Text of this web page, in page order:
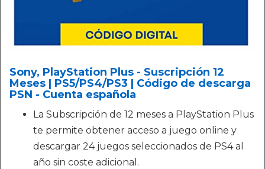
Sony, PlayStation Plus - Suscripción 12
Meses | PS5/PS4/PS3 | Código de descarga
PSN - Cuenta española
La Subscripción de 12 meses a PlayStation Plus
te permite obtener acceso a juego online y
descargar 24 juegos seleccionados de PS4 al
año sin coste adicional.